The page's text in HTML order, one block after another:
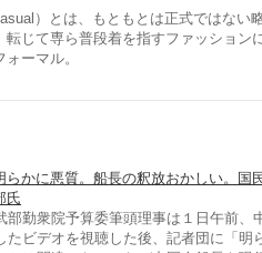
）とは、もともとは正式ではない
転じて専ら普段着を指すファッション
ーマル。
らかに悪質。船長の釈放おかしい。国
氏
勤衆院予算委筆頭理事は１日午前、
たビデオを視聴した後、記者団に「明